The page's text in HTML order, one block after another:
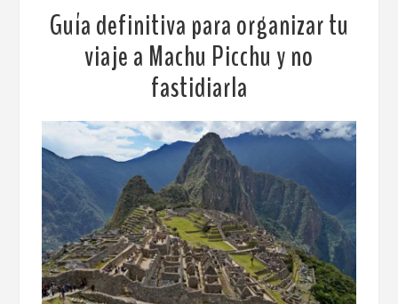
Guía definitiva para organizar tu
viaje a Machu Picchu y no
fastidiarla